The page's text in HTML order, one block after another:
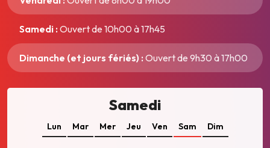
Samedi : Ouvert de 10h00 à 17h45
Dimanche (et jours fériés) : Ouvert de 9h30 à 17h00
Samedi
Lun Mar Mer Jeu Ven Sam Dim